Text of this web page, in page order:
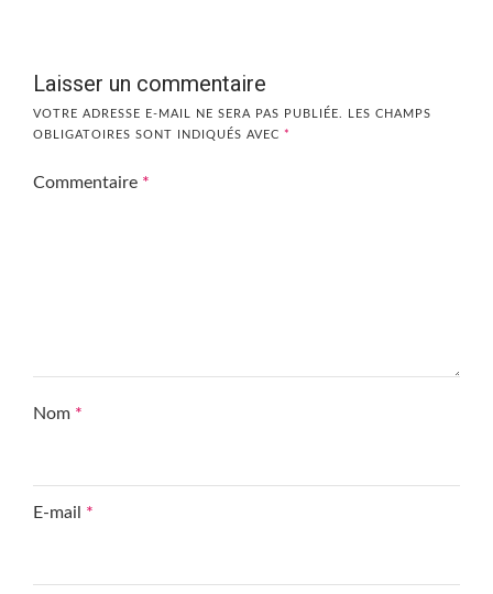
Laisser un commentaire
VOTRE ADRESSE E-MAIL NE SERA PAS PUBLIÉE.
LES CHAMPS
OBLIGATOIRES SONT INDIQUÉS AVEC *
Commentaire *
Nom *
E-mail *